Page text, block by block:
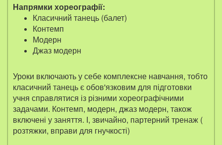
Напрямки хореографії:
Класичний танець (балет)
Контемп
Модерн
Джаз модерн
Уроки включають у себе комплексне навчання, тобто
класичний танець є обов'язковим для підготовки
учня справлятися із різними хореографічними
задачами. Контемп, модерн, джаз модерн, також
включені у заняття. І, звичайно, партерний тренаж (
розтяжки, вправи для гнучкості)